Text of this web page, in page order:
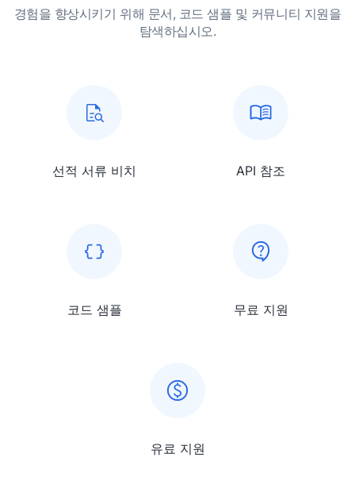
경험을 향상시키기 위해 문서, 코드 샘플 및 커뮤니티 지원을
탐색하십시오.
선적 서류 비치 API 참조
코드 샘플 무료 지원
유료 지원